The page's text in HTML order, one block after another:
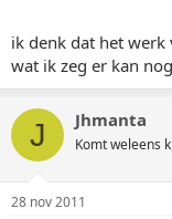
ik denk dat het
wat ik zeg er kan
J Jhmanta
Komt weleens
28 nov 2011